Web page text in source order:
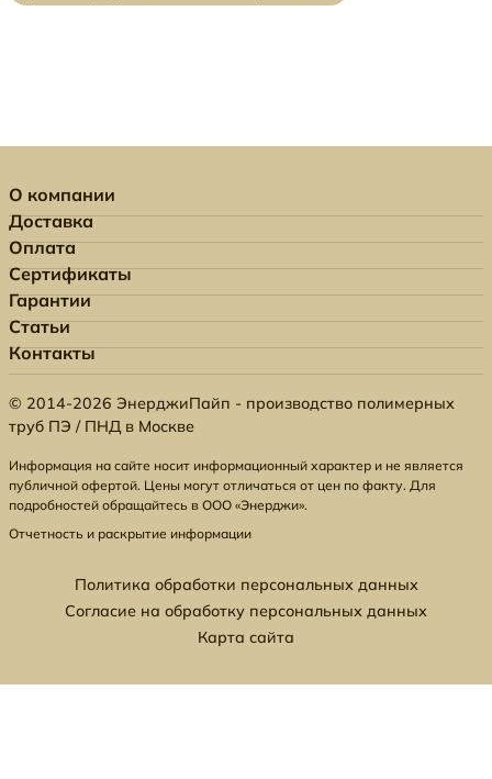
О компании
Доставка
Оплата
Сертификаты
Гарантии
Статьи
Контакты
© 2014-2026 ЭнерджиПайп - производство полимерных
труб ПЭ / ПНД в Москве
Информация на сайте носит информационный характер и не является
публичной офертой. Цены могут отличаться от цен по факту. Для
подробностей обращайтесь в ООО «Энерджи».
Отчетность и раскрытие информации
Политика обработки персональных данных
Согласие на обработку персональных данных
Карта сайта